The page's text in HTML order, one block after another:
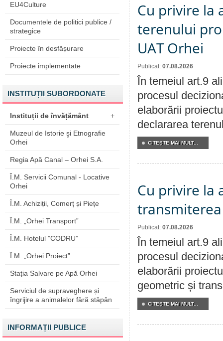
EU4Culture
Documentele de politici publice /
strategice
Proiecte în desfășurare
Proiecte implementate
INSTITUȚII SUBORDONATE
Instituții de învățământ +
Muzeul de Istorie şi Etnografie
Orhei
Regia Apă Canal – Orhei S.A.
Î.M. Servicii Comunal - Locative
Orhei
Î.M. Achiziții, Comerț și Piețe
Î.M. „Orhei Transport”
Î.M. Hotelul ”CODRU”
Î.M. „Orhei Proiect”
Stația Salvare pe Apă Orhei
Serviciul de supraveghere și
îngrijire a animalelor fără stăpân
INFORMAȚII PUBLICE
Cu privire la
terenului
UAT Orhei
Publicat: 07.08.2026
În temeiul art.9
procesul
elaborării
declararea
CITEŞTE MAI MULT...
Cu privire la
Publicat: 07.08.2026
În temeiul art.9
procesul
elaborării
geometric și
CITEŞTE MAI MULT...